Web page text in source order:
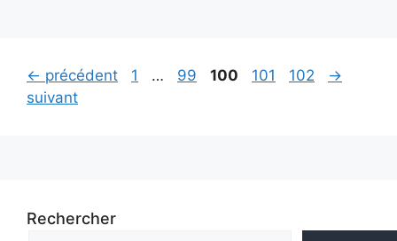
Navigation
des
← précédent Page
1 … Page
99 Page
100 Page
101 Page
102
→
suivant
Rechercher